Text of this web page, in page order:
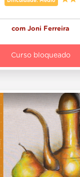
com Joni Ferreira
Curso bloqueado